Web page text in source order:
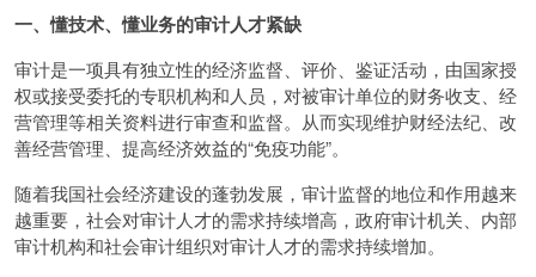
一、懂技术、懂业务的审计人才紧缺
审计是一项具有独立性的经济监督、评价、鉴证活动，由国家授
权或接受委托的专职机构和人员，对被审计单位的财务收支、经
营管理等相关资料进行审查和监督。从而实现维护财经法纪、改
善经营管理、提高经济效益的“免疫功能”。
随着我国社会经济建设的蓬勃发展，审计监督的地位和作用越来
越重要，社会对审计人才的需求持续增高，政府审计机关、内部
审计机构和社会审计组织对审计人才的需求持续增加。